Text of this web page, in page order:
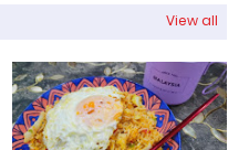
View all